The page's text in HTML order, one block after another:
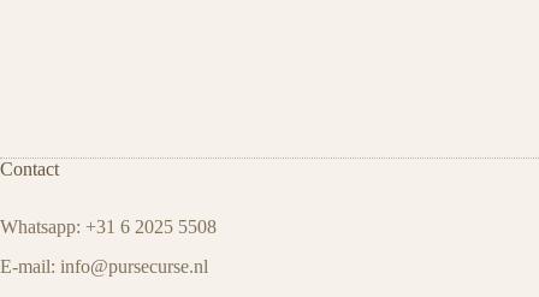
Contact
Whatsapp: +31 6 2025 5508
E-mail: info@pursecurse.nl